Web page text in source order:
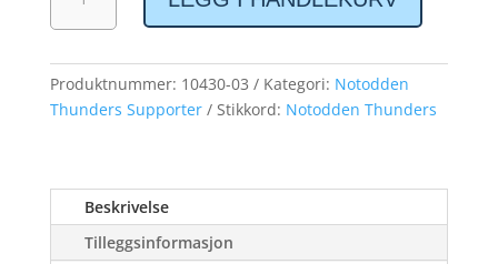
Thunders
supporter
antall
Produktnummer: 10430-03 Kategori: Notodden
Thunders Supporter
Stikkord: Notodden Thunders
Beskrivelse
Tilleggsinformasjon